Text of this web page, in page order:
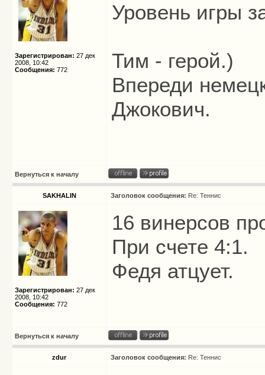
Зарегистрирован: 27 дек
2008, 10:42
Сообщения: 772
Уровень игры
Тим - герой.)
Впереди
Джокович.
Вернуться к началу
SAKHALIN Заголовок сообщения: Re: Теннис
Зарегистрирован: 27 дек
2008, 10:42
Сообщения: 772
16 винерсов
При счете 4:1.
Федя атцует.
Вернуться к началу
zdur Заголовок сообщения: Re: Теннис